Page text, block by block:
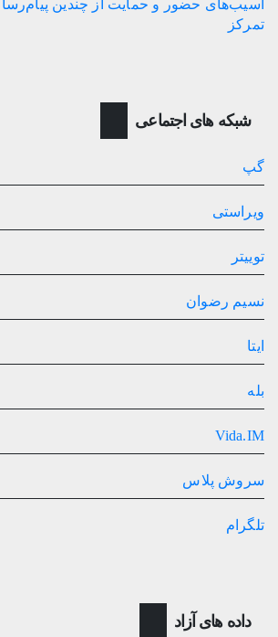
آسیب‌های حضور و حمایت از چندین
تمرکز
شبکه های اجتماعی
گپ
ویراستی
توییتر
نسیم رضوان
ایتا
بله
Vida.IM
سروش پلاس
تلگرام
داده های آزاد